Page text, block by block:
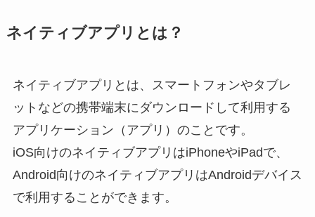
ネイティブアプリとは？
ネイティブアプリとは、スマートフォンやタブレ
ットなどの携帯端末にダウンロードして利用する
アプリケーション（アプリ）のことです。
iOS向けのネイティブアプリはiPhoneやiPadで、
Android向けのネイティブアプリはAndroidデバイス
で利用することができます。